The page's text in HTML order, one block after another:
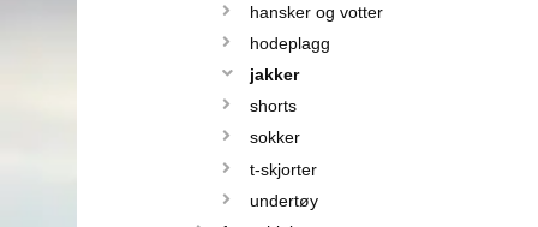
hansker og votter
hodeplagg
jakker
shorts
sokker
t-skjorter
undertøy